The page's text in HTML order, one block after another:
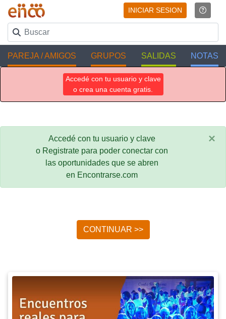
INICIAR SESION
PAREJA / AMIGOS GRUPOS SALIDAS NOTAS
Accedé con tu usuario y clave
o crea una cuenta gratis.
Accedé con tu usuario y clave
o Registrate para poder conectar con
las oportunidades que se abren
en Encontrarse.com
×
CONTINUAR >>